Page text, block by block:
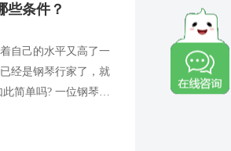
些条件？
自己的水平又高了一
经是钢琴行家了，就
简单吗? 一位钢琴老
力三个方面，钢琴技
与感...